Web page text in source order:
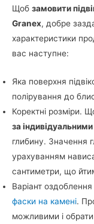
Щоб замовити
Granex, добре
характеристики
вас наступне:
Яка поверхня
полірування до
Коректні розміри.
за
глибину. Значення
урахуванням
сантиметри, що
Варіант
фаски на камені.
можливими і